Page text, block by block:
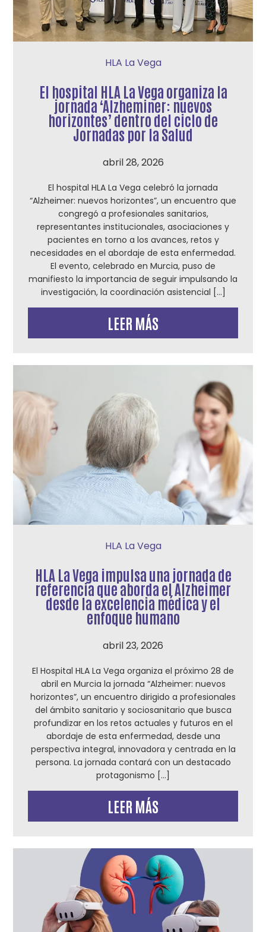
HLA La Vega
El hospital HLA La Vega organiza la
jornada ‘Alzheminer: nuevos
horizontes’ dentro del ciclo de
Jornadas por la Salud
abril 28, 2026
El hospital HLA La Vega celebró la jornada
“Alzheimer: nuevos horizontes”, un encuentro que
congregó a profesionales sanitarios,
representantes institucionales, asociaciones y
pacientes en torno a los avances, retos y
necesidades en el abordaje de esta enfermedad.
El evento, celebrado en Murcia, puso de
manifiesto la importancia de seguir impulsando la
investigación, la coordinación asistencial […]
LEER MÁS
HLA La Vega
HLA La Vega impulsa una jornada de
referencia que aborda el Alzheimer
desde la excelencia médica y el
enfoque humano
abril 23, 2026
El Hospital HLA La Vega organiza el próximo 28 de
abril en Murcia la jornada “Alzheimer: nuevos
horizontes”, un encuentro dirigido a profesionales
del ámbito sanitario y sociosanitario que busca
profundizar en los retos actuales y futuros en el
abordaje de esta enfermedad, desde una
perspectiva integral, innovadora y centrada en la
persona. La jornada contará con un destacado
protagonismo […]
LEER MÁS